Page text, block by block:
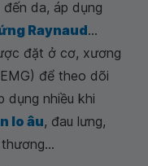
da, áp dụng
Raynaud...
đặt ở cơ, xương
để theo dõi
dụng nhiều khi
lo âu, đau lưng,